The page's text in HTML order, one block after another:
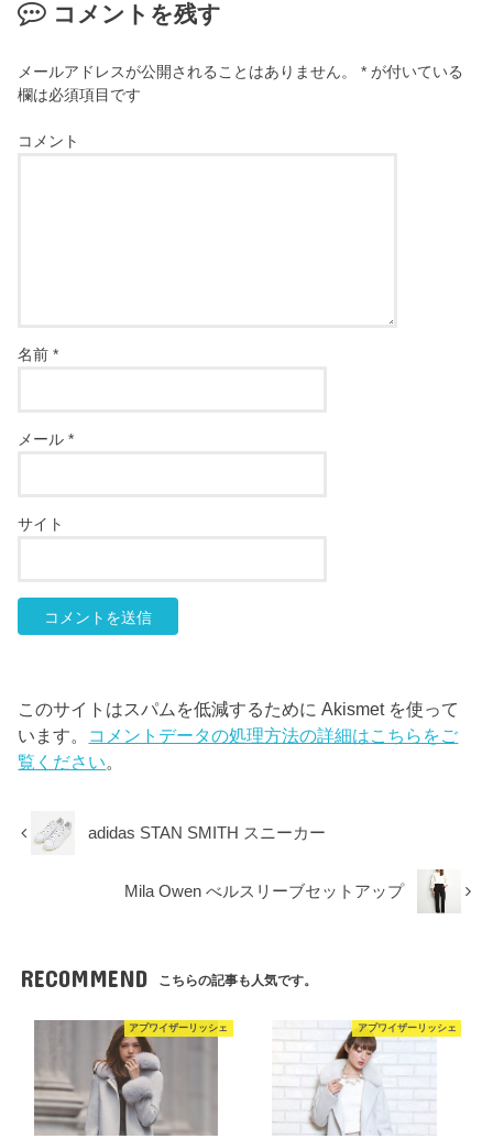
コメントを残す
メールアドレスが公開されることはありません。 * が付いている
欄は必須項目です
コメント
名前*
メール*
サイト
このサイトはスパムを低減するために Akismet を使って
います。 コメントデータの処理方法の詳細はこちらをご
覧ください。
adidas STAN SMITH スニーカー
Mila Owen べルスリーブセットアップ
RECOMMEND こちらの記事も人気です。
アプワイザーリッシェ アプワイザーリッシェ